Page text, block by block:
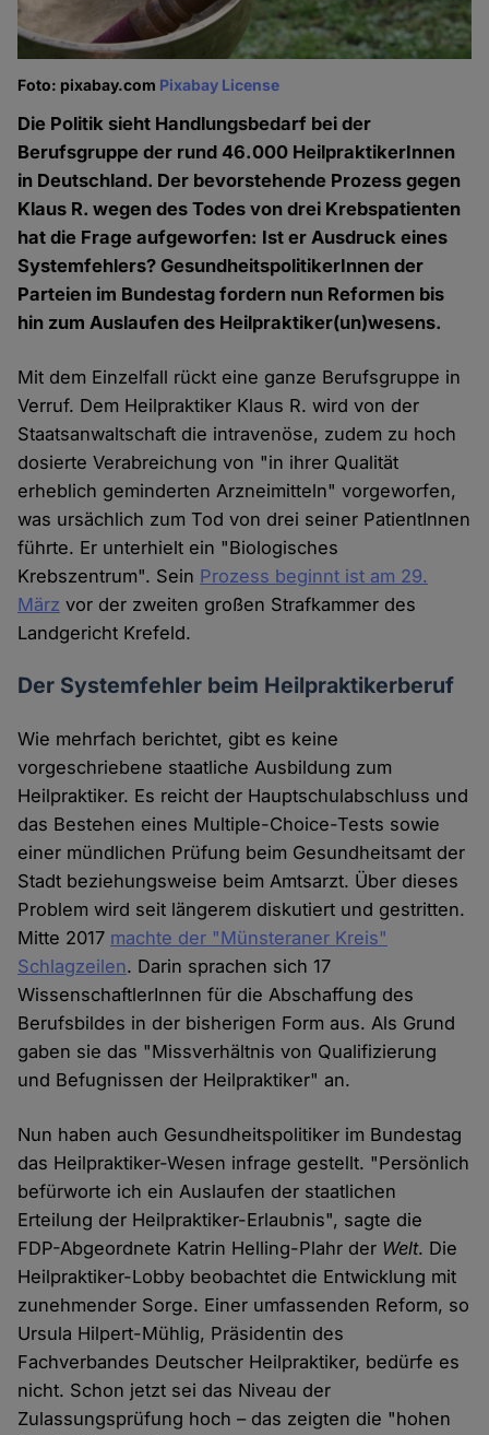
Foto: pixabay.com Pixabay License
Die Politik sieht Handlungsbedarf bei der
Berufsgruppe der rund 46.000 HeilpraktikerInnen
in Deutschland. Der bevorstehende Prozess gegen
Klaus R. wegen des Todes von drei Krebspatienten
hat die Frage aufgeworfen: Ist er Ausdruck eines
Systemfehlers? GesundheitspolitikerInnen der
Parteien im Bundestag fordern nun Reformen bis
hin zum Auslaufen des Heilpraktiker(un)wesens.
Mit dem Einzelfall rückt eine ganze Berufsgruppe in
Verruf. Dem Heilpraktiker Klaus R. wird von der
Staatsanwaltschaft die intravenöse, zudem zu hoch
dosierte Verabreichung von "in ihrer Qualität
erheblich geminderten Arzneimitteln" vorgeworfen,
was ursächlich zum Tod von drei seiner PatientInnen
führte. Er unterhielt ein "Biologisches
Krebszentrum". Sein Prozess beginnt ist am 29.
März vor der zweiten großen Strafkammer des
Landgericht Krefeld.
Der Systemfehler beim Heilpraktikerberuf
Wie mehrfach berichtet, gibt es keine
vorgeschriebene staatliche Ausbildung zum
Heilpraktiker. Es reicht der Hauptschulabschluss und
das Bestehen eines Multiple-Choice-Tests sowie
einer mündlichen Prüfung beim Gesundheitsamt der
Stadt beziehungsweise beim Amtsarzt. Über dieses
Problem wird seit längerem diskutiert und gestritten.
Mitte 2017 machte der "Münsteraner Kreis"
Schlagzeilen. Darin sprachen sich 17
WissenschaftlerInnen für die Abschaffung des
Berufsbildes in der bisherigen Form aus. Als Grund
gaben sie das "Missverhältnis von Qualifizierung
und Befugnissen der Heilpraktiker" an.
Nun haben auch Gesundheitspolitiker im Bundestag
das Heilpraktiker-Wesen infrage gestellt. "Persönlich
befürworte ich ein Auslaufen der staatlichen
Erteilung der Heilpraktiker-Erlaubnis", sagte die
FDP-Abgeordnete Katrin Helling-Plahr der Welt. Die
Heilpraktiker-Lobby beobachtet die Entwicklung mit
zunehmender Sorge. Einer umfassenden Reform, so
Ursula Hilpert-Mühlig, Präsidentin des
Fachverbandes Deutscher Heilpraktiker, bedürfe es
nicht. Schon jetzt sei das Niveau der
Zulassungsprüfung hoch – das zeigten die "hohen